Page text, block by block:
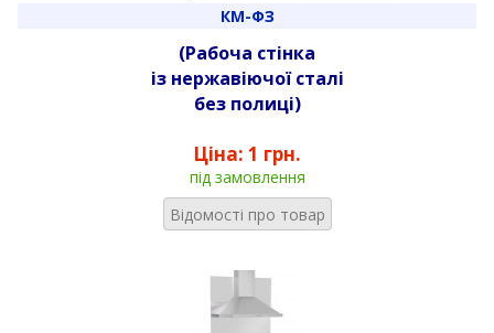
КМ-ФЗ
(Рабоча стінка
із нержавіючої сталі
без полиці)
Ціна: 1 грн.
під замовлення
Відомості про товар